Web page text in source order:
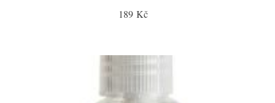
189 Kč